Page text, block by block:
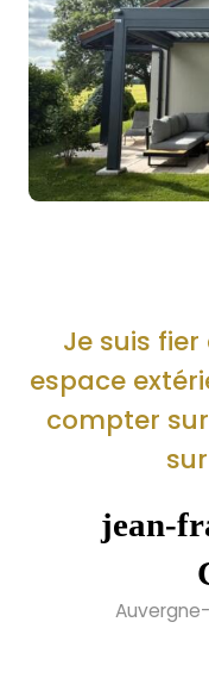
Je suis
espace
compter
jean-